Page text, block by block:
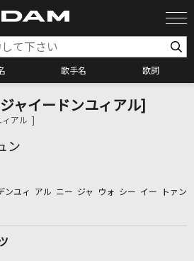
歌手名 歌詞
カラオケ検索
ャイードンユィアル]
アル ]
ン
ンユィ アル ニー ジャ ウォ シー イー トァン